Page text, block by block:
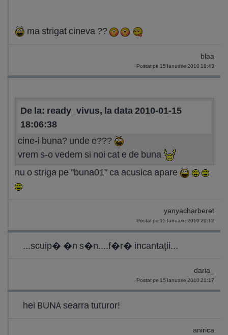
ma strigat cineva ??
blaa
Postat pe 15 Ianuarie 2010 18:43
De la: ready_vivus, la data 2010-01-15
18:06:38
cine-i buna? unde e???
vrem s-o vedem si noi cat e de buna
nu o striga pe "buna01" ca acusica apare
yanyacharberet
Postat pe 15 Ianuarie 2010 20:12
...scuip� �n s�n....f�r� incantații...
daria_
Postat pe 15 Ianuarie 2010 21:17
hei BUNA searra tuturor!
anirica